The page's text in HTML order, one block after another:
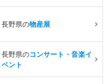
長野県の物産展
長野県のコンサート・音楽イ
ベント